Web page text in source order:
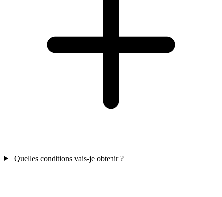
Quelles conditions vais-je obtenir ?